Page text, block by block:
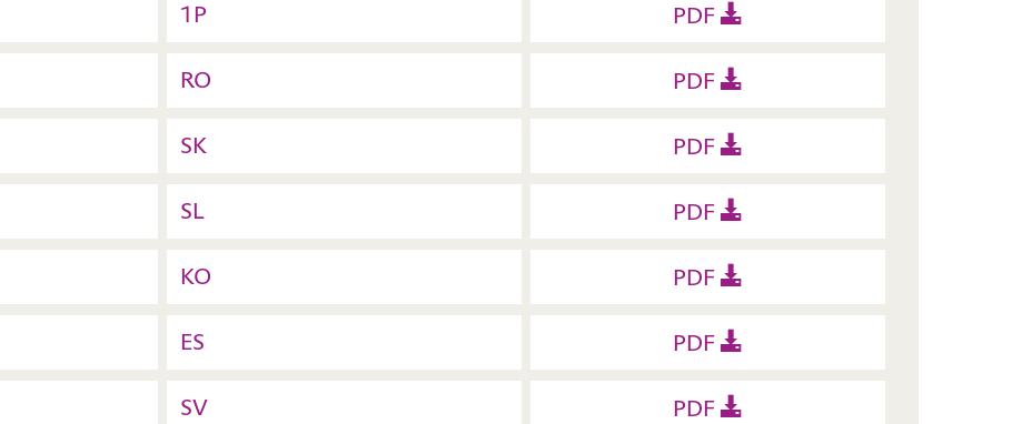
1P PDF
RO PDF
SK PDF
SL PDF
KO PDF
ES PDF
SV PDF